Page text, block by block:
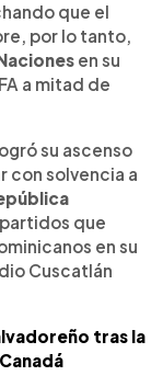
que el
por lo tanto,
en su
a mitad de
su ascenso
con solvencia a
que
en su
Cuscatlán
tras la